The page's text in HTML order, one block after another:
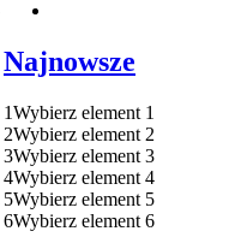
Najnowsze
1Wybierz element 1
2Wybierz element 2
3Wybierz element 3
4Wybierz element 4
5Wybierz element 5
6Wybierz element 6